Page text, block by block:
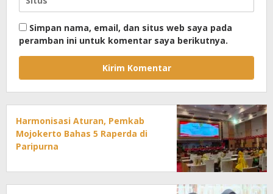
Simpan nama, email, dan situs web saya pada
peramban ini untuk komentar saya berikutnya.
Harmonisasi Aturan, Pemkab
Mojokerto Bahas 5 Raperda di
Paripurna